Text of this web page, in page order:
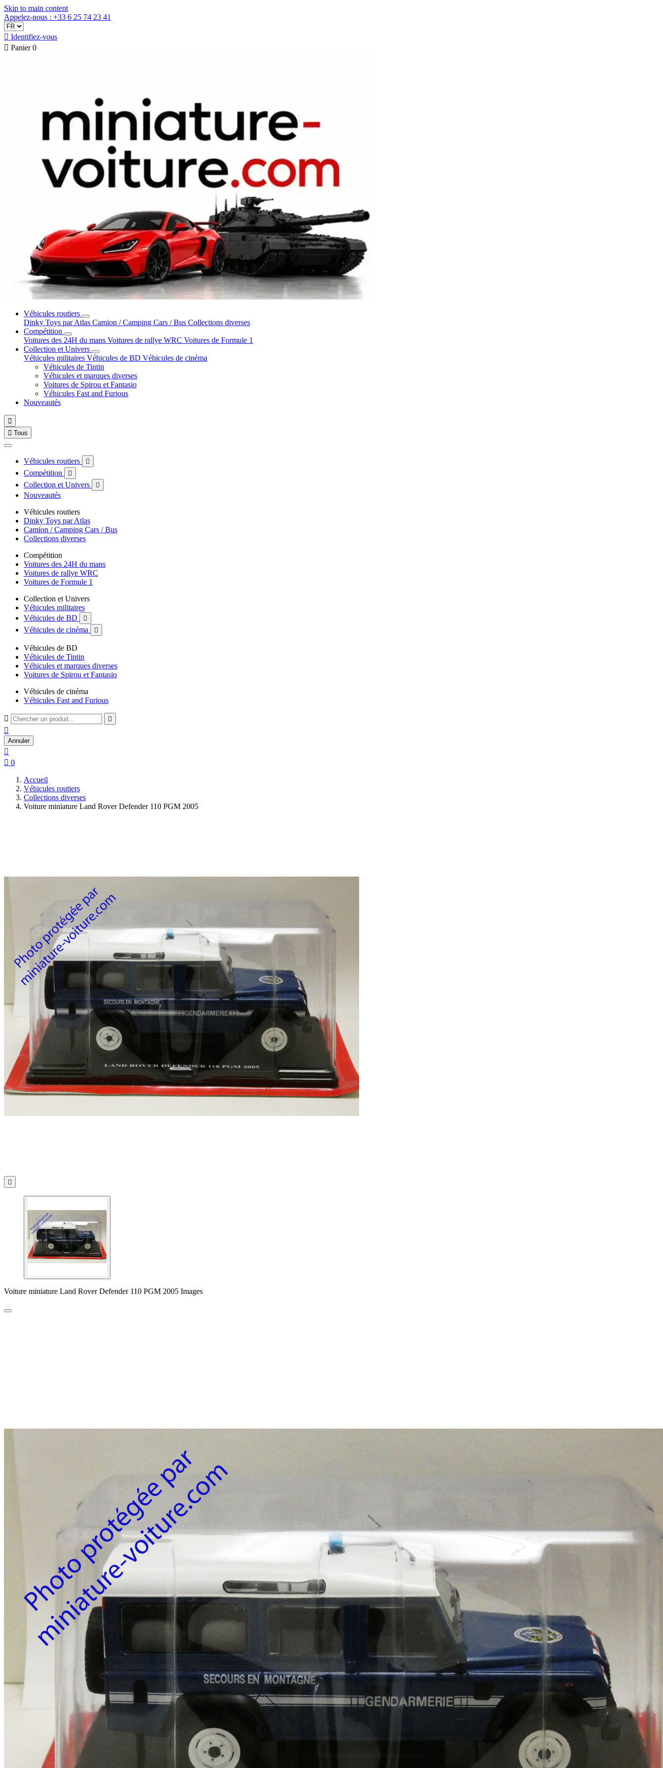
Skip to main content
Appelez-nous : +33 6 25 74 23 41
 Identifiez-vous
 Panier 0
Véhicules routiers
Dinky Toys par Atlas Camion / Camping Cars / Bus Collections diverses
Compétition
Voitures des 24H du mans Voitures de rallye WRC Voitures de Formule 1
Collection et Univers
Véhicules militaires Véhicules de BD Véhicules de cinéma
Véhicules de Tintin
Véhicules et marques diverses
Voitures de Spirou et Fantasio
Véhicules Fast and Furious
Nouveautés

 Tous
Véhicules routiers 
Compétition 
Collection et Univers 
Nouveautés
Véhicules routiers
Dinky Toys par Atlas
Camion / Camping Cars / Bus
Collections diverses
Compétition
Voitures des 24H du mans
Voitures de rallye WRC
Voitures de Formule 1
Collection et Univers
Véhicules militaires
Véhicules de BD

Véhicules de cinéma 
Véhicules de BD
Véhicules de Tintin
Véhicules et marques diverses
Voitures de Spirou et Fantasio
Véhicules de cinéma
Véhicules Fast and Furious
 

Annuler

 0
Accueil
Véhicules routiers
Collections diverses
Voiture miniature Land Rover Defender 110 PGM 2005

Voiture miniature Land Rover Defender 110 PGM 2005 Images